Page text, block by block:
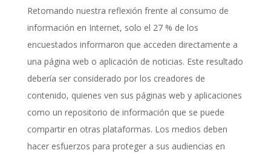
Retomando nuestra reflexión frente al consumo de
información en Internet, solo el 27 % de los
encuestados informaron que acceden directamente a
una página web o aplicación de noticias. Este resultado
debería ser considerado por los creadores de
contenido, quienes ven sus páginas web y aplicaciones
como un repositorio de información que se puede
compartir en otras plataformas. Los medios deben
hacer esfuerzos para proteger a sus audiencias en